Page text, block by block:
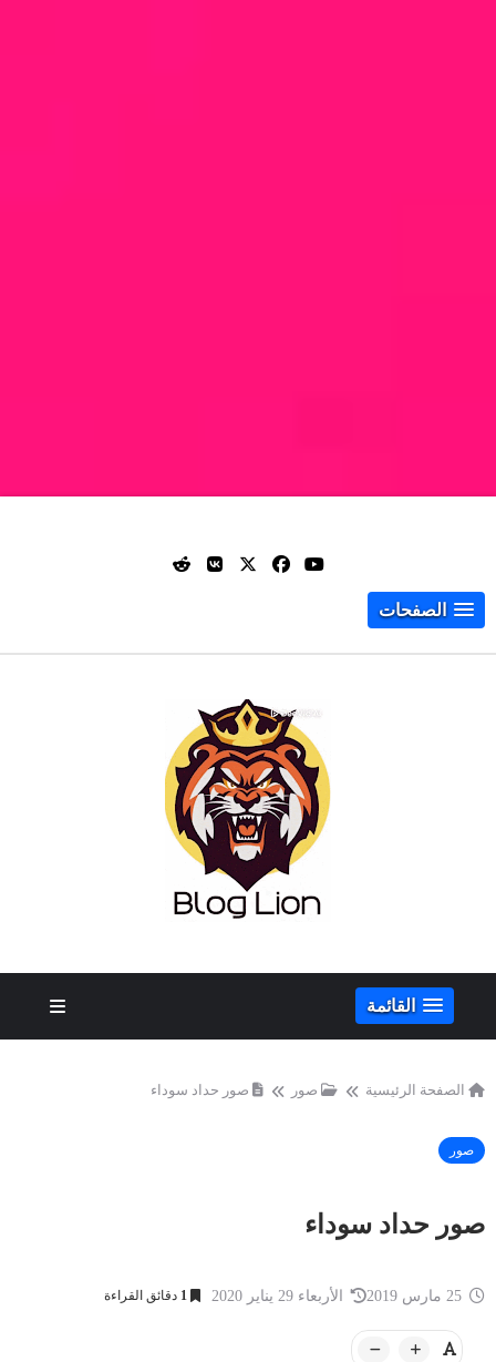
الصفحات
القائمة
الصفحة الرئيسية صور صور حداد سوداء
صور
صور حداد سوداء
الأربعاء 29 يناير 2020 1 دقائق القراءة